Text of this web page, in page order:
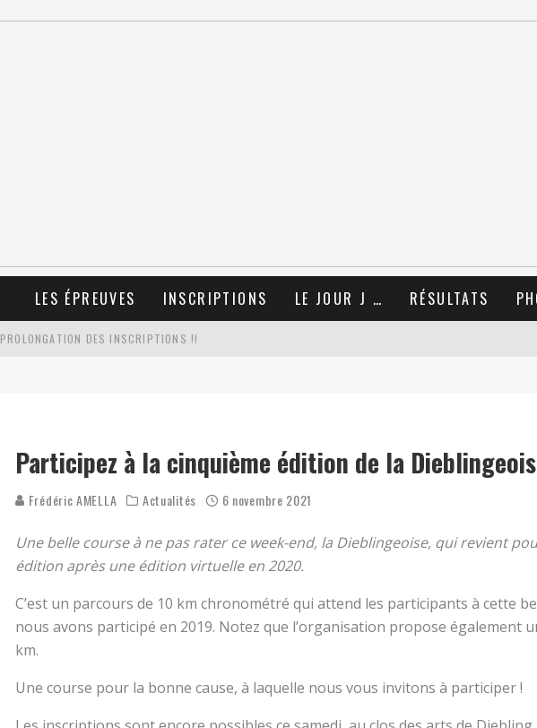
LES ÉPREUVES INSCRIPTIONS LE JOUR J … RÉSULTATS
PROLONGATION DES INSCRIPTIONS !!
Participez à la cinquième édition de la
Frédéric AMELLA Actualités 6 novembre 2021
Une belle course à ne pas rater ce week-end, la Dieblingeoise, qui revient
édition après une édition virtuelle en 2020.
C’est un parcours de 10 km chronométré qui attend les participants à cette
nous avons participé en 2019. Notez que l’organisation propose également
km.
Une course pour la bonne cause, à laquelle nous vous invitons à participer !